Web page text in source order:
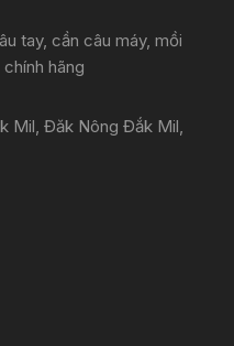
tay, cần câu máy, mồi
hãng
Mil, Đăk Nông Đắk Mil,